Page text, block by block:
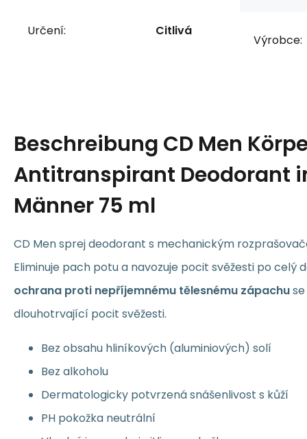
Určení: Citlivá
Výrobce:
Beschreibung CD Men
Antitranspirant Deodorant
Männer 75 ml
CD Men sprej deodorant s mechanickým
Eliminuje pach potu a navozuje pocit svěžesti po celý
ochrana proti nepříjemnému tělesnému zápachu
dlouhotrvající pocit svěžesti.
Bez obsahu hliníkových (aluminiových) solí
Bez alkoholu
Dermatologicky potvrzená snášenlivost s kůží
PH pokožka neutrální